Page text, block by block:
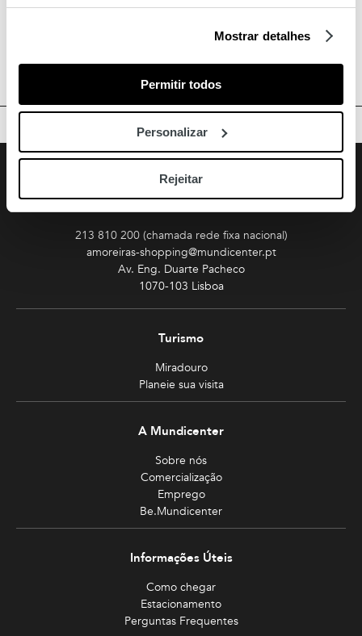
Mostrar detalhes
Permitir todos
Personalizar
Rejeitar
Siga-nos FacebookInstagramYoutube
213 810 200 (chamada rede fixa nacional)
amoreiras-shopping@mundicenter.pt
Av. Eng. Duarte Pacheco
1070-103 Lisboa
Turismo
Miradouro
Planeie sua visita
A Mundicenter
Sobre nós
Comercialização
Emprego
Be.Mundicenter
Informações Úteis
Como chegar
Estacionamento
Perguntas Frequentes